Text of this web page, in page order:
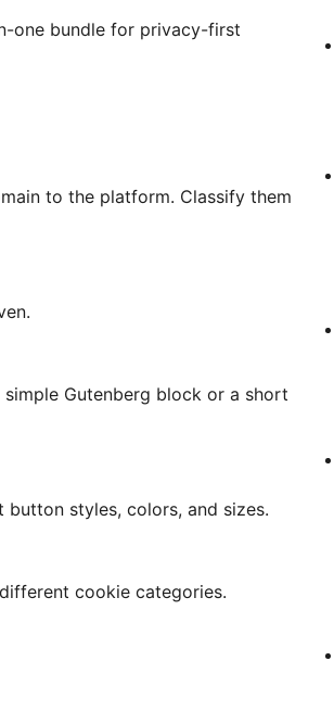
one bundle for privacy-first
to the platform. Classify them
Gutenberg block or a short
button styles, colors, and sizes.
cookie categories.